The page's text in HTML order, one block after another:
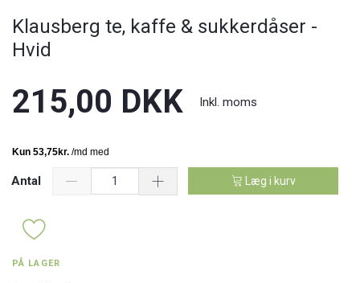
Klausberg te, kaffe & sukkerdåser -
Hvid
215,00 DKK Inkl. moms
Antal Læg i kurv
PÅ LAGER